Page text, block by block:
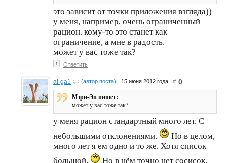
это зависит от точки приложения взгляда))
у меня, например, очень ограниченный
рацион. кому-то это станет как
ограничение, а мне в радость.
может у вас тоже так?
↑ Ответить
al-ga1 (автор поста) 15 июня 2012 года # 0
Мэри-Эн пишет:
может у вас тоже так?
у меня рацион стандартный много лет. С
небольшими отклонениями.
Но в целом,
много лет я ем одно и то же. Хотя список
большой.
Но в нём точно нет сосисок,